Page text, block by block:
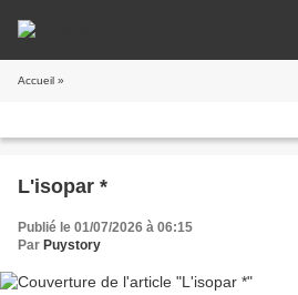
Accueil »
L'isopar *
Publié le 01/07/2026 à 06:15
Par Puystory